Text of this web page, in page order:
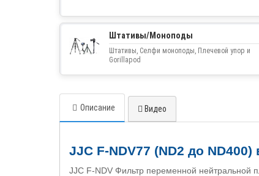
Штативы/Моноподы
Штативы, Селфи моноподы, Плечевой упор и
Gorillapod
Описание Видео
JJC F-NDV77 (ND2 до
JJC F-NDV Фильтр переменной нейтральной